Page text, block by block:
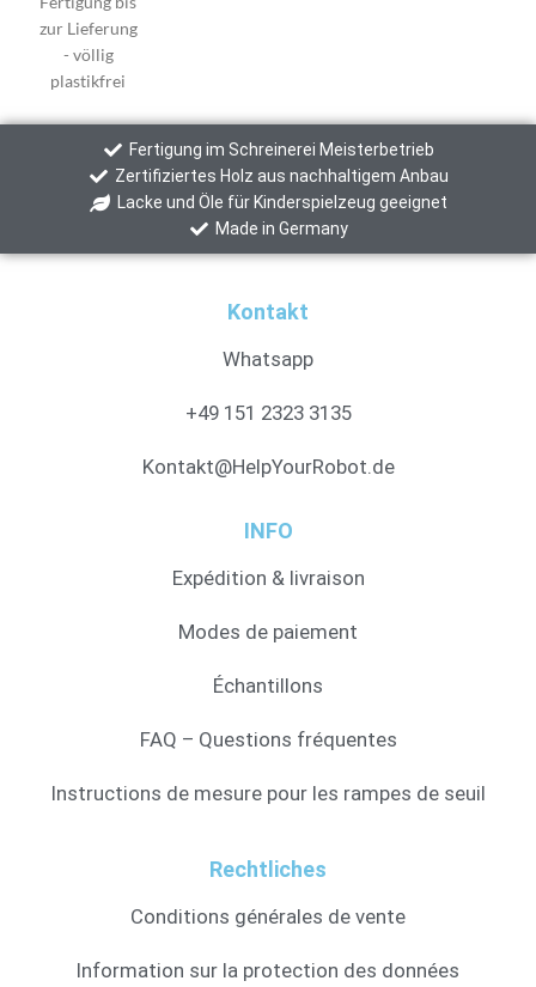
Fertigung im Schreinerei Meisterbetrieb
Zertifiziertes Holz aus nachhaltigem Anbau
Lacke und Öle für Kinderspielzeug geeignet
Made in Germany
Kontakt
Whatsapp
+49 151 2323 3135
Kontakt@HelpYourRobot.de
INFO
Expédition & livraison
Modes de paiement
Échantillons
FAQ – Questions fréquentes
Instructions de mesure pour les rampes de seuil
Rechtliches
Conditions générales de vente
Information sur la protection des données